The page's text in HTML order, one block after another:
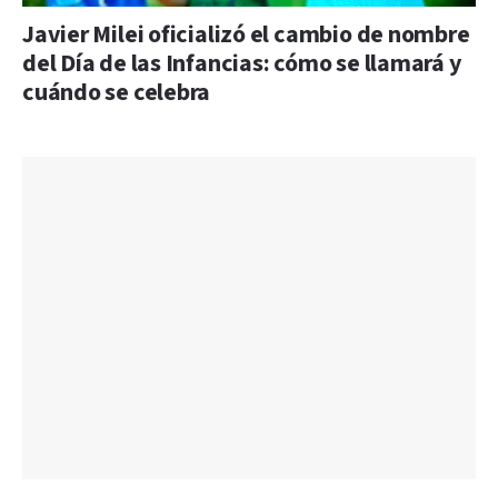
Javier Milei oficializó el cambio de nombre
del Día de las Infancias: cómo se llamará y
cuándo se celebra